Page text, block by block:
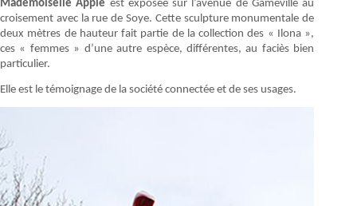
Mademoiselle Apple est exposée sur l’avenue de Gameville au
croisement avec la rue de Soye. Cette sculpture monumentale de
deux mètres de hauteur fait partie de la collection des « Ilona »,
ces « femmes » d’une autre espèce, différentes, au faciès bien
particulier.
Elle est le témoignage de la société connectée et de ses usages.